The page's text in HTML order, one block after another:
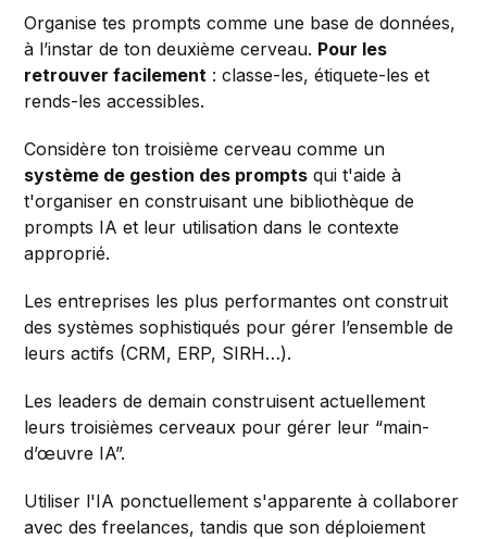
Organise tes prompts comme une base de données,
à l’instar de ton deuxième cerveau. Pour les
retrouver facilement : classe-les, étiquete-les et
rends-les accessibles.
Considère ton troisième cerveau comme un
système de gestion des prompts qui t'aide à
t'organiser en construisant une bibliothèque de
prompts IA et leur utilisation dans le contexte
approprié.
Les entreprises les plus performantes ont construit
des systèmes sophistiqués pour gérer l’ensemble de
leurs actifs (CRM, ERP, SIRH…).
Les leaders de demain construisent actuellement
leurs troisièmes cerveaux pour gérer leur “main-
d’œuvre IA”.
Utiliser l'IA ponctuellement s'apparente à collaborer
avec des freelances, tandis que son déploiement